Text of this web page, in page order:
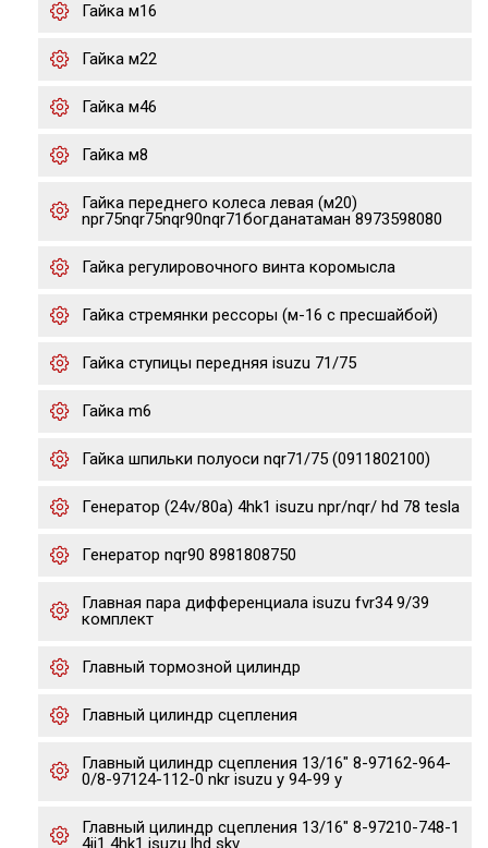
Гайка м16
Гайка м22
Гайка м46
Гайка м8
Гайка переднего колеса левая (м20)
npr75nqr75nqr90nqr71богданатаман 8973598080
Гайка регулировочного винта коромысла
Гайка стремянки рессоры (м-16 с пресшайбой)
Гайка ступицы передняя isuzu 71/75
Гайка m6
Гайка шпильки полуоси nqr71/75 (0911802100)
Генератор (24v/80a) 4hk1 isuzu npr/nqr/ hd 78 tesla
Генератор nqr90 8981808750
Главная пара дифференциала isuzu fvr34 9/39
комплект
Главный тормозной цилиндр
Главный цилиндр сцепления
Главный цилиндр сцепления 13/16" 8-97162-964-
0/8-97124-112-0 nkr isuzu y 94-99 y
Главный цилиндр сцепления 13/16" 8-97210-748-1
4jj1 4hk1 isuzu lhd skv